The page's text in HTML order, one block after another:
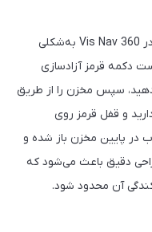
خوشبختانه Dyson فرایند تخلیه مخزن را در 360 Vis Nav به‌شکلی
دکمه قرمز آزادسازی
دهید، سپس مخزن را از طریق
و قفل قرمز روی
در پایین مخزن باز شده و
دقیق باعث می‌شود که
آن محدود شود.